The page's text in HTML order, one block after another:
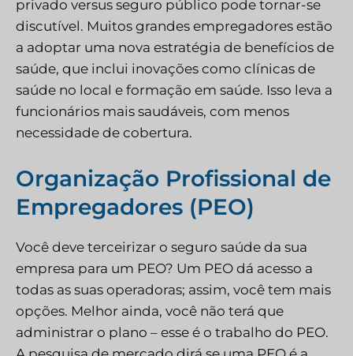
privado versus seguro público pode tornar-se
discutível. Muitos grandes empregadores estão
a adoptar uma nova estratégia de benefícios de
saúde, que inclui inovações como clínicas de
saúde no local e formação em saúde. Isso leva a
funcionários mais saudáveis, com menos
necessidade de cobertura.
Organização Profissional de
Empregadores (PEO)
Você deve terceirizar o seguro saúde da sua
empresa para um PEO? Um PEO dá acesso a
todas as suas operadoras; assim, você tem mais
opções. Melhor ainda, você não terá que
administrar o plano – esse é o trabalho do PEO.